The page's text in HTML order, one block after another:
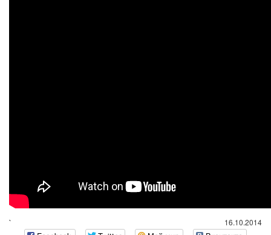
16.10.2014
`